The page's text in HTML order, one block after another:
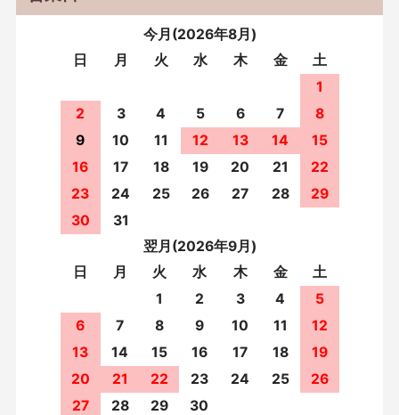
今月(2026年8月)
日
月 火 水 木 金
土
1
2
3 4 5 6 7
8
9
10 11 12 13 14
15
16
17 18 19 20 21
22
23
24 25 26 27 28
29
30
31
翌月(2026年9月)
日
月 火 水 木 金
土
1
2 3 4
5
6
7 8 9 10 11
12
13
14 15 16 17 18
19
20
21 22 23 24 25
26
27
28 29
30